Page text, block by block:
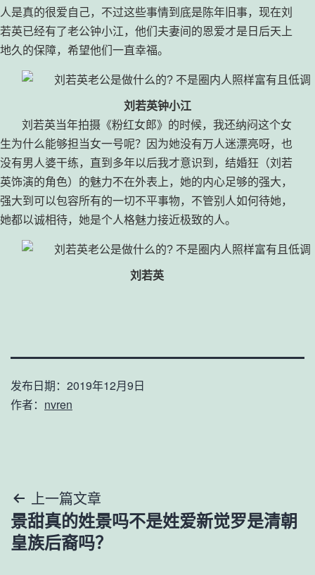
人是真的很爱自己，不过这些事情到底是陈年旧事，现在刘
若英已经有了老公钟小江，他们夫妻间的恩爱才是日后天上
地久的保障，希望他们一直幸福。
刘若英钟小江
刘若英当年拍摄《粉红女郎》的时候，我还纳闷这个女
生为什么能够担当女一号呢？因为她没有万人迷漂亮呀，也
没有男人婆干练，直到多年以后我才意识到，结婚狂（刘若
英饰演的角色）的魅力不在外表上，她的内心足够的强大，
强大到可以包容所有的一切不平事物，不管别人如何待她，
她都以诚相待，她是个人格魅力接近极致的人。
刘若英
发布日期： 2019年12月9日
作者： nvren
文
章
上一篇文章
景甜真的姓景吗不是姓爱新觉罗是清朝
皇族后裔吗？